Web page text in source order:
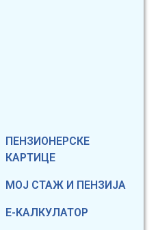
Фиксирани мени
ПЕНЗИОНЕРСКЕ
КАРТИЦЕ
МОЈ СТАЖ И ПЕНЗИЈА
Е-КАЛКУЛАТОР